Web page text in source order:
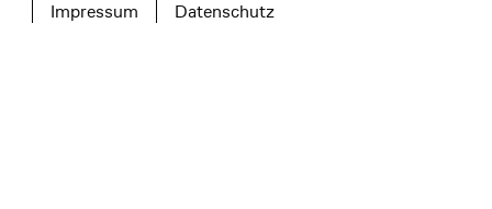
Tertiary navigation
Impressum Datenschutz